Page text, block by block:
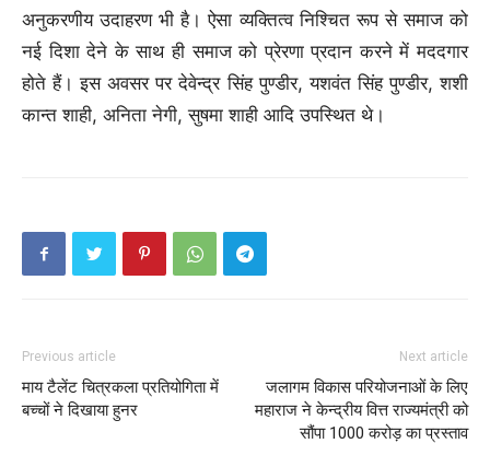
अनुकरणीय उदाहरण भी है। ऐसा व्यक्तित्व निश्चित रूप से समाज को
नई दिशा देने के साथ ही समाज को प्रेरणा प्रदान करने में मददगार
होते हैं। इस अवसर पर देवेन्द्र सिंह पुण्डीर, यशवंत सिंह पुण्डीर, शशी
कान्त शाही, अनिता नेगी, सुषमा शाही आदि उपस्थित थे।
Previous article
माय टैलेंट चित्रकला प्रतियोगिता में
बच्चों ने दिखाया हुनर
Next article
जलागम विकास परियोजनाओं के लिए
महाराज ने केन्द्रीय वित्त राज्यमंत्री को
सौंपा 1000 करोड़ का प्रस्ताव